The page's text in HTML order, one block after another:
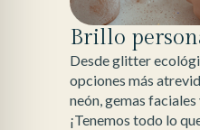
Brillo
Desde glitter
opciones más
neón, gemas
¡Tenemos todo lo